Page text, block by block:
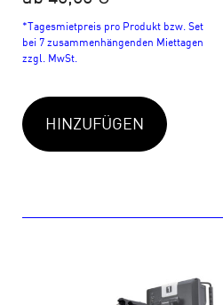
*Tagesmietpreis pro Produkt bzw. Set
bei 7 zusammenhängenden Miettagen
zzgl. MwSt.
HINZUFÜGEN